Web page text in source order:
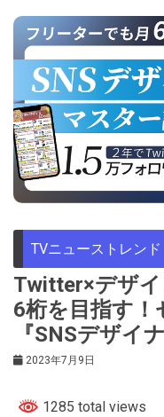
TVニューストレンド
Twitter×デザ
6桁を目指す！
『SNSデザイ
2023年7月9日
1285 total views